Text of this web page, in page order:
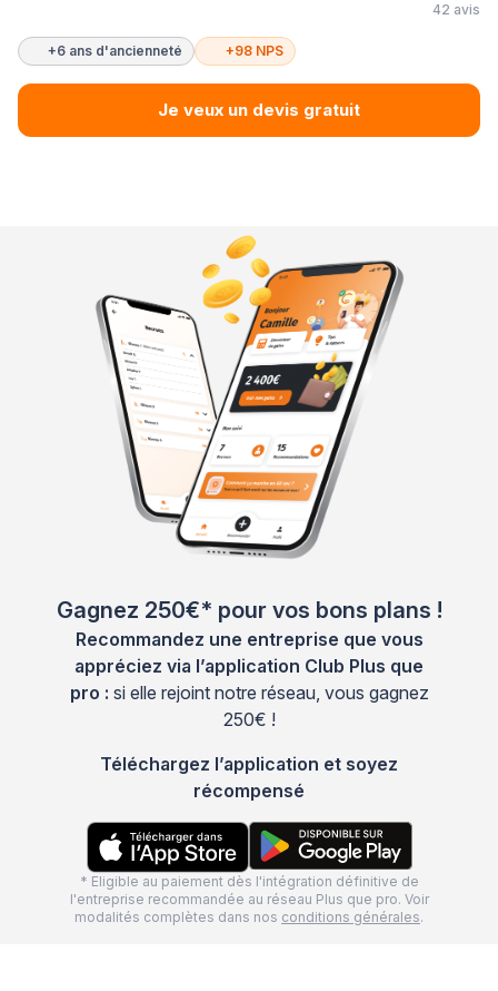
42 avis
+6 ans d'ancienneté +98 NPS
Je veux un devis gratuit
Gagnez 250€* pour vos bons plans !
Recommandez une entreprise que vous
appréciez via l’application Club Plus que
pro : si elle rejoint notre réseau, vous gagnez
250€ !
Téléchargez l’application et soyez
récompensé
* Eligible au paiement dès l'intégration définitive de
l'entreprise recommandée au réseau Plus que pro. Voir
modalités complètes dans nos conditions générales.